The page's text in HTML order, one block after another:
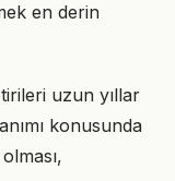
en derin
uzun yıllar
konusunda